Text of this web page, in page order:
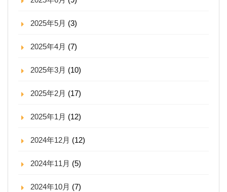
2025年5月 (3)
2025年4月 (7)
2025年3月 (10)
2025年2月 (17)
2025年1月 (12)
2024年12月 (12)
2024年11月 (5)
2024年10月 (7)